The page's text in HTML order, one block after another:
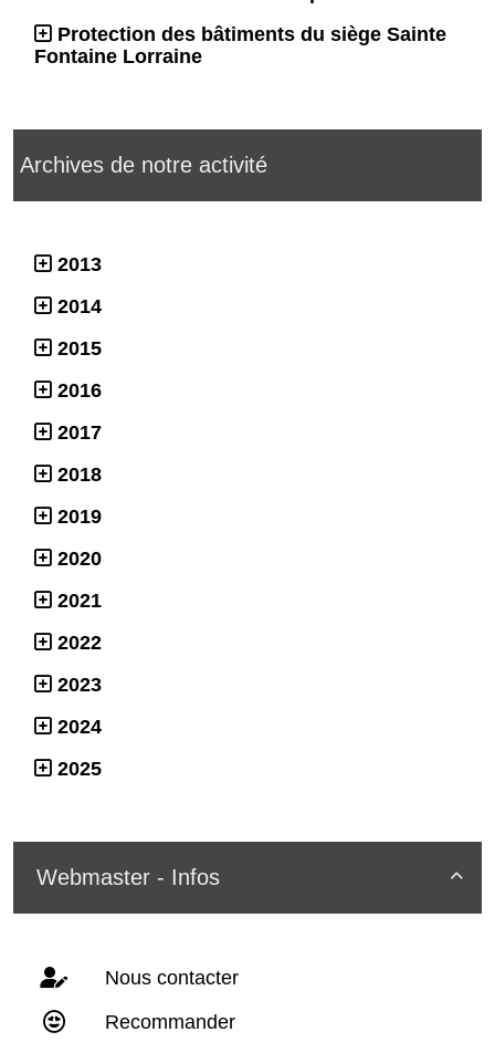
Protection des bâtiments du siège Sainte
Fontaine Lorraine
Archives de notre activité
2013
2014
2015
2016
2017
2018
2019
2020
2021
2022
2023
2024
2025

Webmaster - Infos
Nous contacter
Recommander